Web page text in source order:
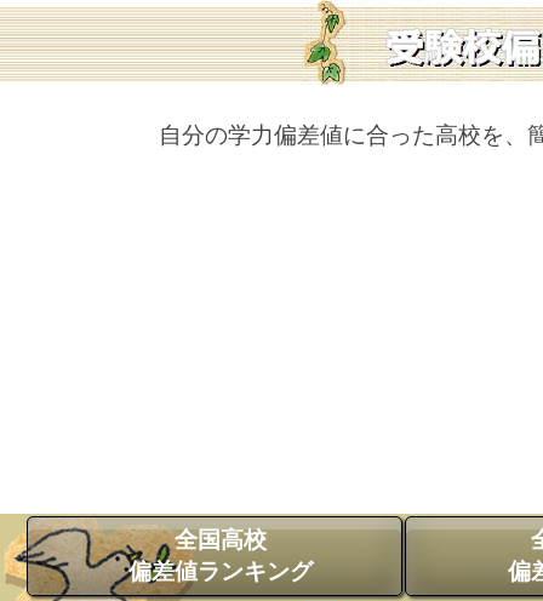
自分の学力偏差値に合った高校を、
全国高校
偏差値ランキング
偏